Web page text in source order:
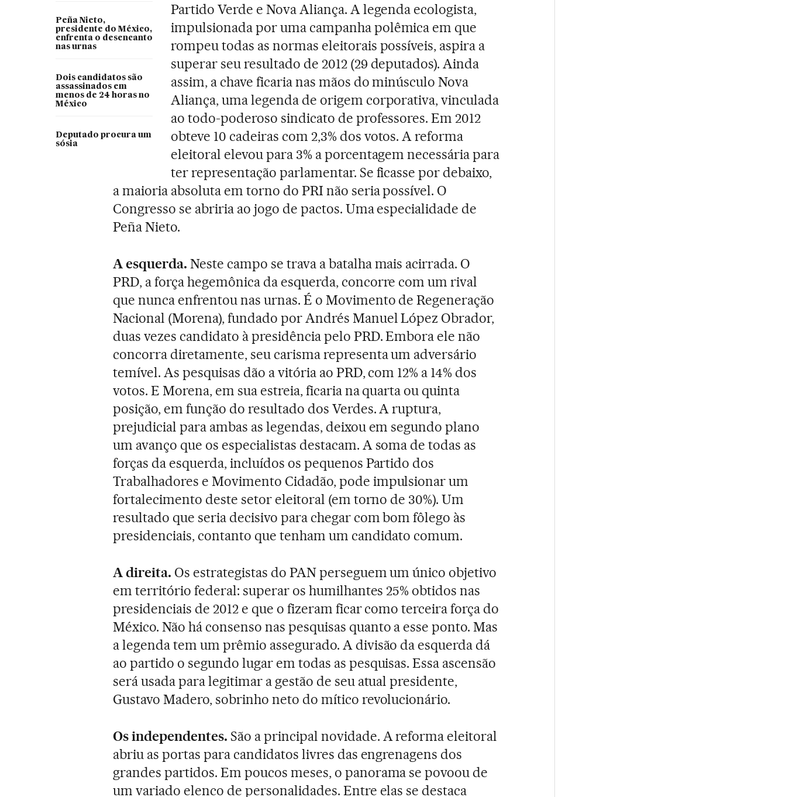
Peña Nieto,
presidente do México,
enfrenta o desencanto
nas urnas
Dois candidatos são
assassinados em
menos de 24 horas no
México
Deputado procura um
sósia
Partido Verde e Nova Aliança. A legenda ecologista,
impulsionada por uma campanha polêmica em que
rompeu todas as normas eleitorais possíveis, aspira a
superar seu resultado de 2012 (29 deputados). Ainda
assim, a chave ficaria nas mãos do minúsculo Nova
Aliança, uma legenda de origem corporativa, vinculada
ao todo-poderoso sindicato de professores. Em 2012
obteve 10 cadeiras com 2,3% dos votos. A reforma
eleitoral elevou para 3% a porcentagem necessária para
ter representação parlamentar. Se ficasse por debaixo,
a maioria absoluta em torno do PRI não seria possível. O
Congresso se abriria ao jogo de pactos. Uma especialidade de
Peña Nieto.
A esquerda. Neste campo se trava a batalha mais acirrada. O
PRD, a força hegemônica da esquerda, concorre com um rival
que nunca enfrentou nas urnas. É o Movimento de Regeneração
Nacional (Morena), fundado por Andrés Manuel López Obrador,
duas vezes candidato à presidência pelo PRD. Embora ele não
concorra diretamente, seu carisma representa um adversário
temível. As pesquisas dão a vitória ao PRD, com 12% a 14% dos
votos. E Morena, em sua estreia, ficaria na quarta ou quinta
posição, em função do resultado dos Verdes. A ruptura,
prejudicial para ambas as legendas, deixou em segundo plano
um avanço que os especialistas destacam. A soma de todas as
forças da esquerda, incluídos os pequenos Partido dos
Trabalhadores e Movimento Cidadão, pode impulsionar um
fortalecimento deste setor eleitoral (em torno de 30%). Um
resultado que seria decisivo para chegar com bom fôlego às
presidenciais, contanto que tenham um candidato comum.
A direita. Os estrategistas do PAN perseguem um único objetivo
em território federal: superar os humilhantes 25% obtidos nas
presidenciais de 2012 e que o fizeram ficar como terceira força do
México. Não há consenso nas pesquisas quanto a esse ponto. Mas
a legenda tem um prêmio assegurado. A divisão da esquerda dá
ao partido o segundo lugar em todas as pesquisas. Essa ascensão
será usada para legitimar a gestão de seu atual presidente,
Gustavo Madero, sobrinho neto do mítico revolucionário.
Os independentes. São a principal novidade. A reforma eleitoral
abriu as portas para candidatos livres das engrenagens dos
grandes partidos. Em poucos meses, o panorama se povoou de
um variado elenco de personalidades. Entre elas se destaca